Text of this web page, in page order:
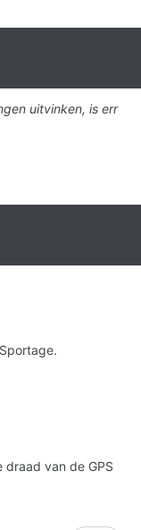
uitvinken, is err
van de GPS